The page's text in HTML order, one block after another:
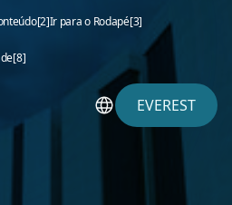
[2]Ir para o Rodapé[3]
[8]
EVEREST